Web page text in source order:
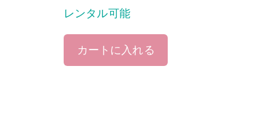
レンタル可能
カートに入れる